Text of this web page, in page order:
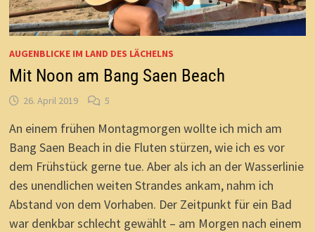
AUGENBLICKE IM LAND DES LÄCHELNS
Mit Noon am Bang Saen Beach
26. April 2019 5
An einem frühen Montagmorgen wollte ich mich am
Bang Saen Beach in die Fluten stürzen, wie ich es vor
dem Frühstück gerne tue. Aber als ich an der Wasserlinie
des unendlichen weiten Strandes ankam, nahm ich
Abstand von dem Vorhaben. Der Zeitpunkt für ein Bad
war denkbar schlecht gewählt – am Morgen nach einem